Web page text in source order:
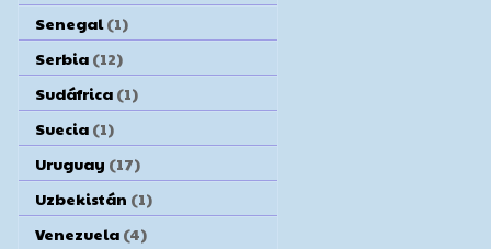
Senegal (1)
Serbia (12)
Sudáfrica (1)
Suecia (1)
Uruguay (17)
Uzbekistán (1)
Venezuela (4)